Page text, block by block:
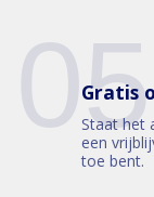
05
Gratis
Staat het
een
toe bent.